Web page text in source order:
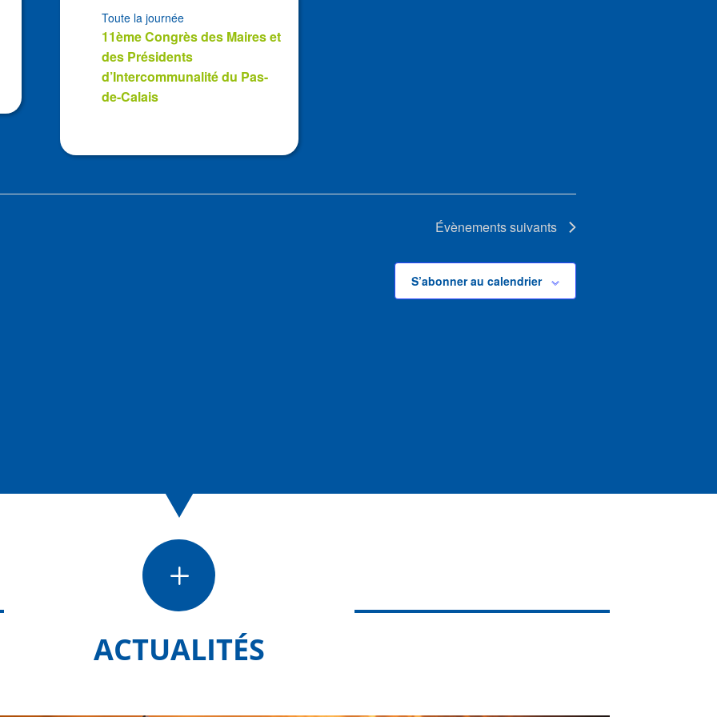
11ème Congrès des Maires et
des Présidents
d’Intercommunalité du Pas-
de-Calais
Toute la journée
Évènementssuivants
S’abonner au calendrier
L
ACTUALITÉS